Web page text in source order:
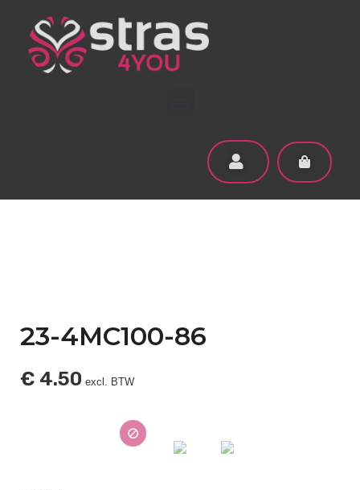
23-4MC100-86
€ 4.50 excl. BTW